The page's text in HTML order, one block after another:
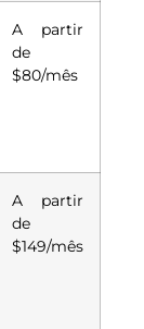
A partir
de
$80/mês
A partir
de
$149/mês